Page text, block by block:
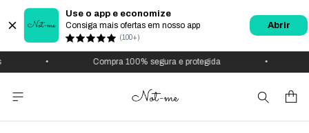
Use o app e economize
Consiga mais ofertas em nosso app
(100+)
Abrir
Compra 100% segura e protegida